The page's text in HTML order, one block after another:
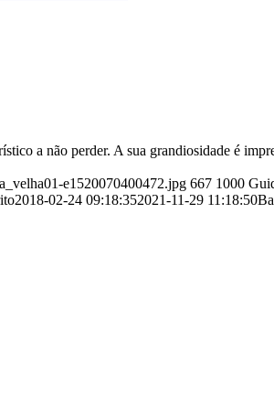
a não perder. A sua grandiosidade é
e1520070400472.jpg 667 1000
2018-02-24 09:18:352021-11-29 11:18:50